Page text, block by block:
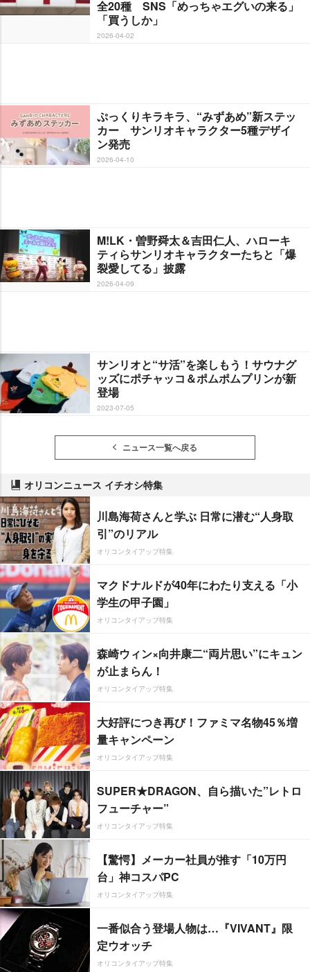
全20種 SNS「めっちゃエグいの来る」
「買うしか」
2026-04-02
ぷっくりキラキラ、“みずあめ”新ステッ
カー サンリオキャラクター5種デザイ
ン発売
2026-04-10
M!LK・曽野舜太＆吉田仁人、ハローキ
ティらサンリオキャラクターたちと「爆
裂愛してる」披露
2026-04-09
サンリオと“サ活”を楽しもう！サウナグ
ッズにポチャッコ＆ポムポムプリンが新
登場
2023-07-05
ニュース一覧へ戻る
オリコンニュース イチオシ特集
川島海荷さんと学ぶ 日常に潜む“人身取
引”のリアル
オリコンタイアップ特集
マクドナルドが40年にわたり支える「小
学生の甲子園」
オリコンタイアップ特集
森崎ウィン×向井康二“両片思い”にキュン
が止まらん！
オリコンタイアップ特集
大好評につき再び！ファミマ名物45％増
量キャンペーン
オリコンタイアップ特集
SUPER★DRAGON、自ら描いた”レトロ
フューチャー”
オリコンタイアップ特集
【驚愕】メーカー社員が推す「10万円
台」神コスパPC
オリコンタイアップ特集
一番似合う登場人物は…『VIVANT』限
定ウオッチ
オリコンタイアップ特集